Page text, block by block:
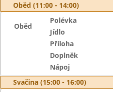
Oběd (11:00 - 14:00)
Oběd
Polévka
Jídlo
Příloha
Doplněk
Nápoj
Svačina (15:00 - 16:00)